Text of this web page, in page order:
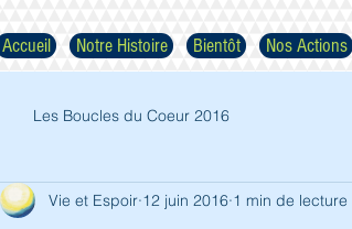
Accueil Notre Histoire Bientôt Nos Actions
Les Boucles du Coeur 2016
Vie et Espoir 12 juin 2016 1 min de lecture